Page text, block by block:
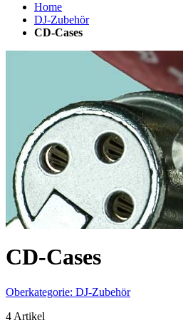
Home
DJ-Zubehör
CD-Cases
CD-Cases
Oberkategorie: DJ-Zubehör
4 Artikel